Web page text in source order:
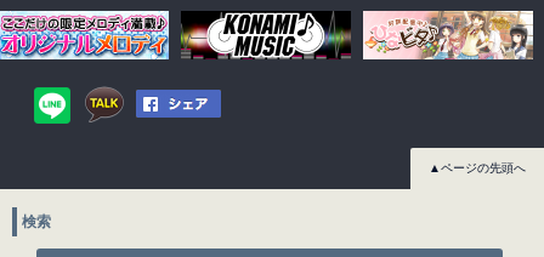
▲ページの先頭へ
検索